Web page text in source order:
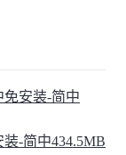
免安装-简中
装-简中434.5MB